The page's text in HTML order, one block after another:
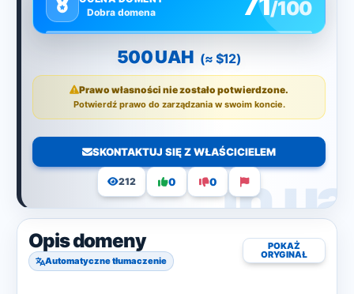
Dobra domena
/100
500 UAH (≈ $12)
Prawo własności nie zostało potwierdzone.
Potwierdź prawo do zarządzania w swoim koncie.
SKONTAKTUJ SIĘ Z WŁAŚCICIELEM
212 0 0
Opis domeny
Automatyczne tłumaczenie
POKAŻ
ORYGINAŁ